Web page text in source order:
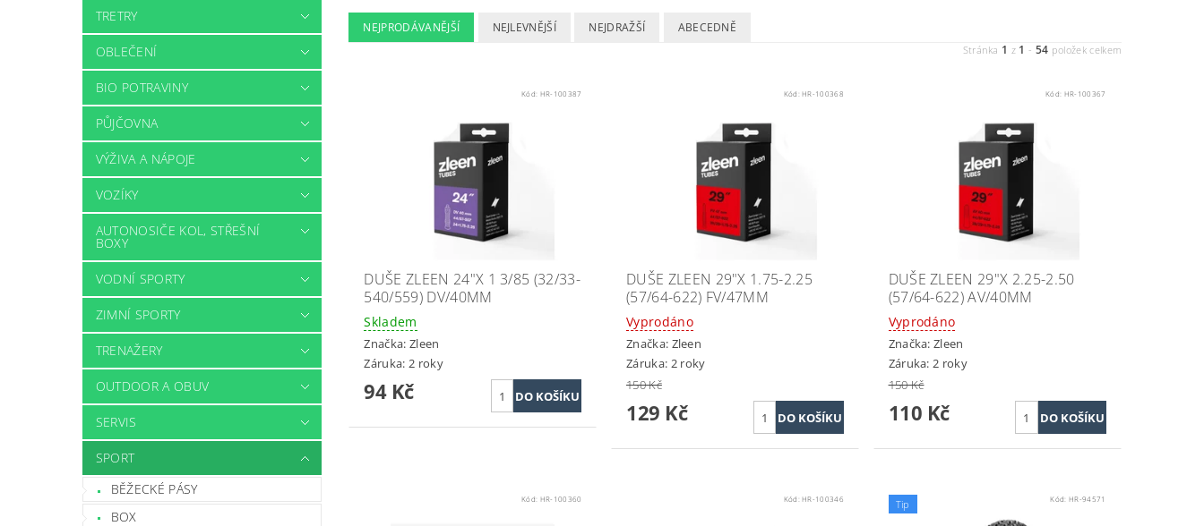
TRETRY
OBLEČENÍ
BIO POTRAVINY
PŮJČOVNA
VÝŽIVA A NÁPOJE
VOZÍKY
AUTONOSIČE KOL, STŘEŠNÍ
BOXY
VODNÍ SPORTY
ZIMNÍ SPORTY
TRENAŽERY
OUTDOOR A OBUV
SERVIS
SPORT
BĚŽECKÉ PÁSY
BOX
NEJPRODÁVANĚJŠÍ NEJLEVNĚJŠÍ NEJDRAŽŠÍ ABECEDNĚ
Stránka 1 z 1 - 54 položek celkem
Kód: HR-100387
DUŠE ZLEEN 24"X 1 3/85 (32/33-
540/559) DV/40MM
Skladem
Značka: Zleen
Záruka: 2 roky
94 Kč
Kód:HR-100368
DUŠE ZLEEN 29"X 1.75-2.25
(57/64-622) FV/47MM
Vyprodáno
Značka: Zleen
Záruka: 2 roky
150 Kč
129 Kč
Kód: HR-100367
DUŠE ZLEEN 29"X 2.25-2.50
(57/64-622) AV/40MM
Vyprodáno
Značka:Zleen
Záruka: 2 roky
150 Kč
110 Kč
Kód: HR-100360 Kód:HR-100346 Tip Kód:HR-94571